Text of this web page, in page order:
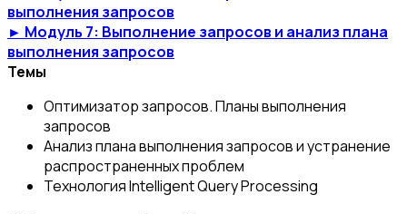
выполнения запросов
► Модуль 7: Выполнение запросов и анализ плана
выполнения запросов
Темы
Оптимизатор запросов. Планы выполнения
запросов
Анализ плана выполнения запросов и устранение
распространенных проблем
Технология Intelligent Query Processing